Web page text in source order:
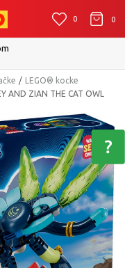
0 0
LEGO® kocke
AND ZIAN THE CAT OWL